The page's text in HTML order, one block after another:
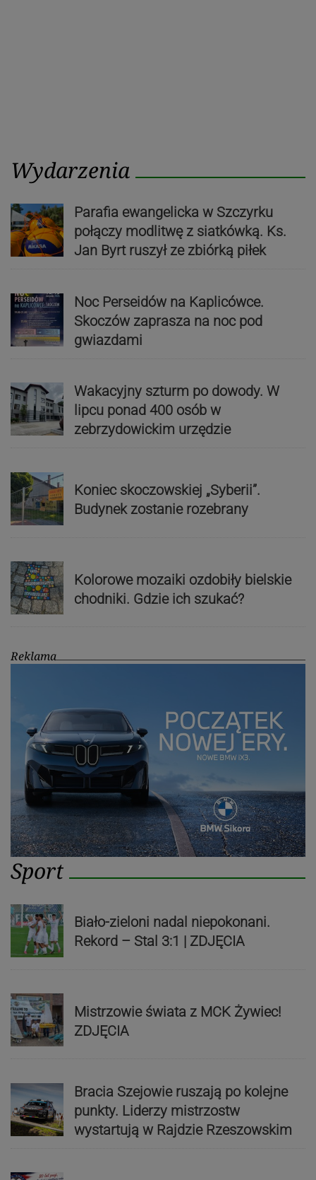
Wydarzenia
Parafia ewangelicka w Szczyrku
połączy modlitwę z siatkówką. Ks.
Jan Byrt ruszył ze zbiórką piłek
Noc Perseidów na Kaplicówce.
Skoczów zaprasza na noc pod
gwiazdami
Wakacyjny szturm po dowody. W
lipcu ponad 400 osób w
zebrzydowickim urzędzie
Koniec skoczowskiej „Syberii”.
Budynek zostanie rozebrany
Kolorowe mozaiki ozdobiły bielskie
chodniki. Gdzie ich szukać?
Reklama
Sport
Biało-zieloni nadal niepokonani.
Rekord – Stal 3:1 | ZDJĘCIA
Mistrzowie świata z MCK Żywiec!
ZDJĘCIA
Bracia Szejowie ruszają po kolejne
punkty. Liderzy mistrzostw
wystartują w Rajdzie Rzeszowskim